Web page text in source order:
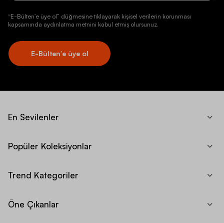
“E-Bülten’e üye ol” düğmesine tıklayarak kişisel verilerin korunması
kapsamında aydınlatma metnini kabul etmiş olursunuz.
E-Bülten’e üye ol
En Sevilenler
Popüler Koleksiyonlar
Trend Kategoriler
Öne Çıkanlar